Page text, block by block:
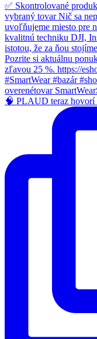
🧠 PLAUD teraz hovorí